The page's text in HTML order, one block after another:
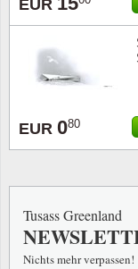
EUR
EUR 080
Tusass Greenland
Nichts mehr verpassen!